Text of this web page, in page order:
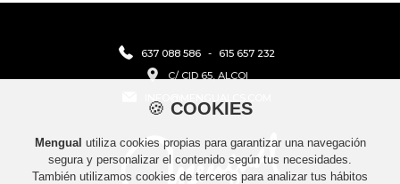
637 088 586 -
615 657 232
C/ CID 65, ALCOI
🍪 COOKIES
Mengual utiliza cookies propias para garantizar una navegación
segura y personalizar el contenido según tus necesidades.
También utilizamos cookies de terceros para analizar tus hábitos